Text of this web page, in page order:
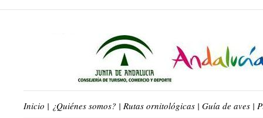
Inicio | ¿Quiénes somos? | Rutas ornitológicas | Guía de aves |